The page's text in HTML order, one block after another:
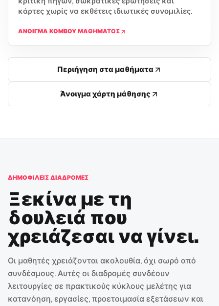
κάρτες χωρίς να εκθέτεις ιδιωτικές συνομιλίες.
ΆΝΟΙΓΜΑ ΚΌΜΒΟΥ ΜΑΘΉΜΑΤΟΣ
Περιήγηση στα μαθήματα
Άνοιγμα χάρτη μάθησης
ΔΗΜΟΦΙΛΕΊΣ ΔΙΑΔΡΟΜΈΣ
Ξεκίνα με τη
δουλειά που
χρειάζεσαι να γίνει.
Οι μαθητές χρειάζονται ακολουθία, όχι σωρό από
συνδέσμους. Αυτές οι διαδρομές συνδέουν
λειτουργίες σε πρακτικούς κύκλους μελέτης για
κατανόηση, εργασίες, προετοιμασία εξετάσεων και